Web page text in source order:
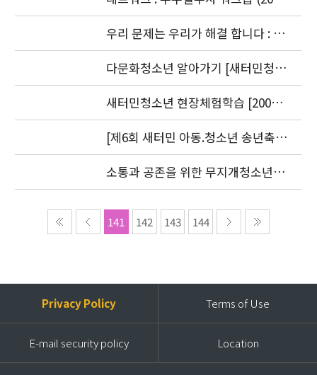
9. 18 ~ 9. 22)
우리 문제는 우리가 해결 합니다 : 청
소년기획단의 활동 (2006. 8.24-
9.20)
다문화청소년 알아가기 [새터민청소
년] 편 발간(2006. 7.25)
새터민청소년 현장체험학습 [2006.
8. 30-31]
[제6회 새터민 아동.청소년 송년축
제] 2006 더 크고 싶은 아이들
소통과 공존을 위한 무지개청소년센
터 세미나 2006 언론보도자료
141 142 143 144
Privacy Policy Terms of Use
E-mail security policy Location